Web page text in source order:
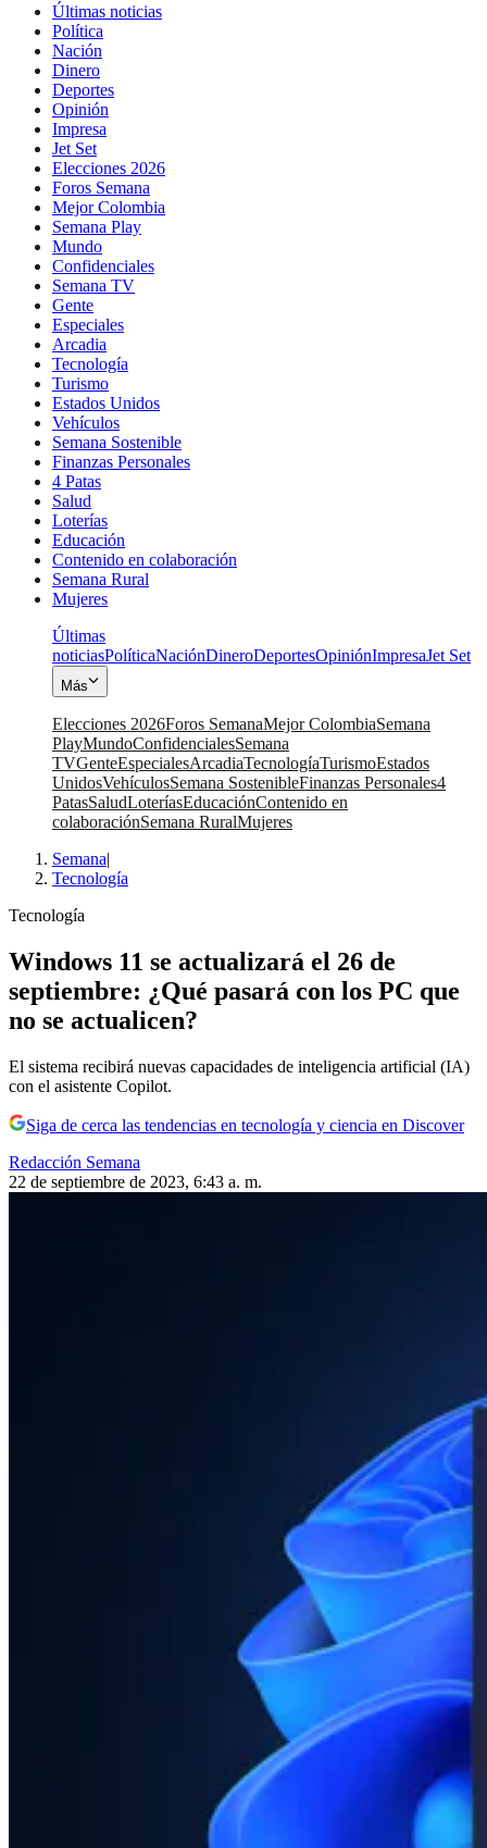
Últimas noticias
Política
Nación
Dinero
Deportes
Opinión
Impresa
Jet Set
Elecciones 2026
Foros Semana
Mejor Colombia
Semana Play
Mundo
Confidenciales
Semana TV
Gente
Especiales
Arcadia
Tecnología
Turismo
Estados Unidos
Vehículos
Semana Sostenible
Finanzas Personales
4 Patas
Salud
Loterías
Educación
Contenido en colaboración
Semana Rural
Mujeres
Últimas
noticiasPolíticaNaciónDineroDeportesOpiniónImpresaJet Set
Más
Elecciones 2026Foros SemanaMejor ColombiaSemana
PlayMundoConfidencialesSemana
TVGenteEspecialesArcadiaTecnologíaTurismoEstados
UnidosVehículosSemana SostenibleFinanzas Personales4
PatasSaludLoteríasEducaciónContenido en
colaboraciónSemana RuralMujeres
Semana|
Tecnología
Tecnología
Windows 11 se actualizará el 26 de
septiembre: ¿Qué pasará con los PC que
no se actualicen?
El sistema recibirá nuevas capacidades de inteligencia artificial (IA)
con el asistente Copilot.
Siga de cerca las tendencias en tecnología y ciencia en Discover
Redacción Semana
22 de septiembre de 2023, 6:43 a. m.